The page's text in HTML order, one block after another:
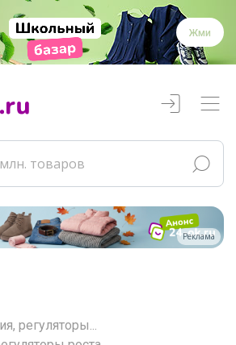
Жми
Реклама
регуляторы...